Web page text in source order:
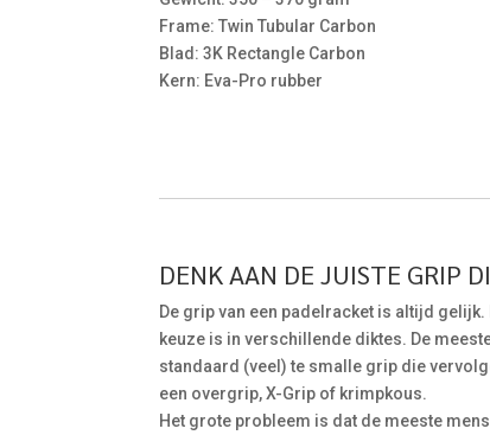
Frame: Twin Tubular Carbon
Blad: 3K Rectangle Carbon
Kern: Eva-Pro rubber
DENK AAN DE JUISTE GRIP
De grip van een padelracket is altijd
keuze is in verschillende diktes. De
standaard (veel) te smalle grip die
een overgrip, X-Grip of krimpkous.
Het grote probleem is dat de meeste